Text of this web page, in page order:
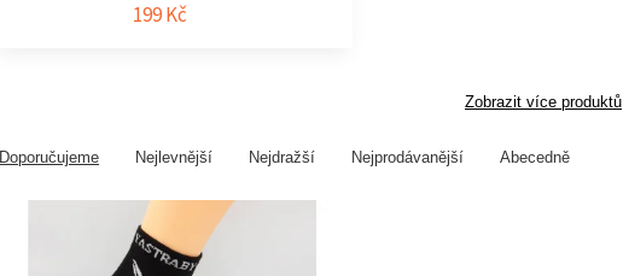
199 Kč
Zobrazit více produktů
Doporučujeme Nejlevnější Nejdražší Nejprodávanější Abecedně